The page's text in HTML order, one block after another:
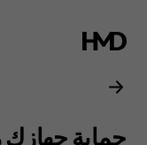
دليل
مستخدم
Nokia
حماية جهازك